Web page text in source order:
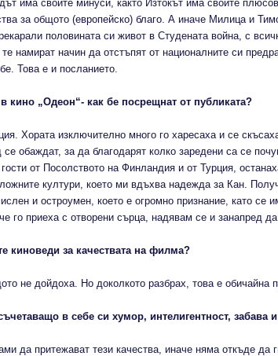
има своите минуси, както Изтокът има своите
за общото (европейско) благо. А иначе Милица и
половината си живот в Студената война, с
намират начин да отстъпят от националните си
Това е и посланието.
кино „Одеон“- как бе посрещнат от публиката?
Хората изключително много го харесаха и се
обаждат, за да благодарят колко заредени са се
от Посолството на Финландия и от Турция,
култури, което ми вдъхва надежда за Кан.
и остроумен, което е огромно признание, като
го приеха с отворени сърца, надявам се и занапред да
киноведи за качествата на филма?
не дойдоха. Но доколкото разбрах, това е обичайна
в себе си хумор, интелигентност, забава
да притежават тези качества, иначе няма откъде